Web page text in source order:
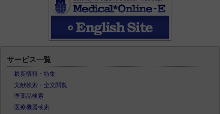
サービス一覧
最新情報・特集
文献検索・全文閲覧
医薬品検索
医療機器検索